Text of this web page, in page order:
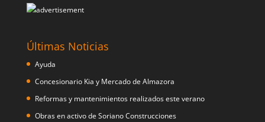
Últimas Noticias
Ayuda
Concesionario Kia y Mercado de Almazora
Reformas y mantenimientos realizados este verano
Obras en activo de Soriano Construcciones